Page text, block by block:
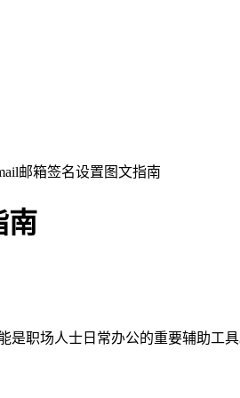
邮箱签名设置图文指南
南
职场人士日常办公的重要辅助工